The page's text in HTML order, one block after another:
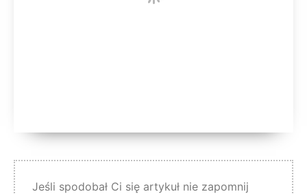
Jeśli spodobał Ci się artykuł nie zapomnij